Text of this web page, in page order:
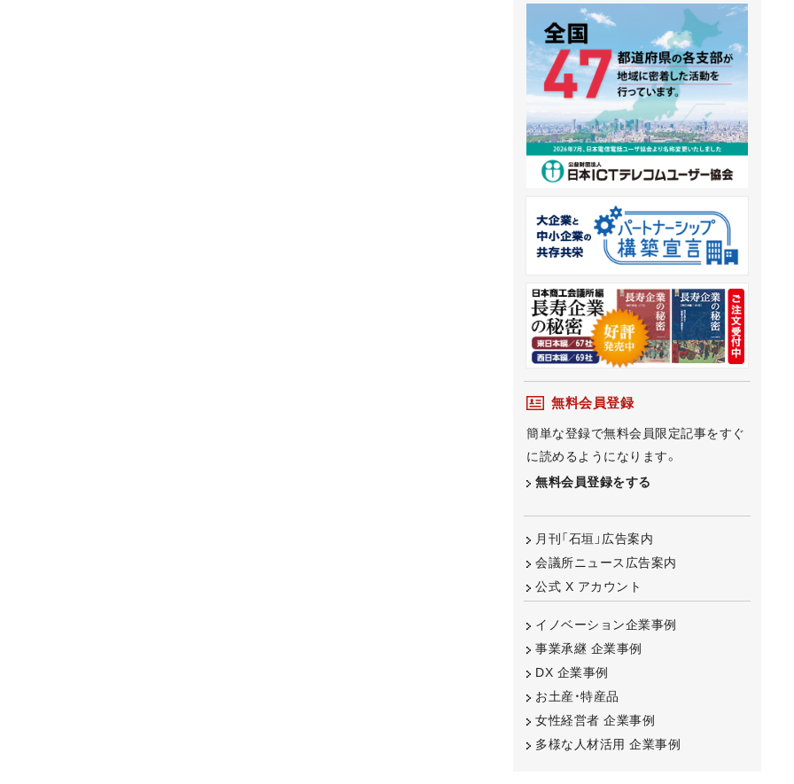
無料会員登録
簡単な登録で無料会員限定記事をすぐ
に読めるようになります。
無料会員登録をする
月刊「石垣」広告案内
会議所ニュース広告案内
公式 X アカウント
イノベーション企業事例
事業承継 企業事例
DX 企業事例
お土産・特産品
女性経営者 企業事例
多様な人材活用 企業事例